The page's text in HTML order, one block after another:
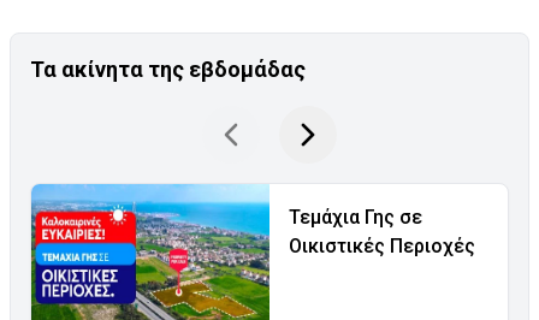
Τα ακίνητα της εβδομάδας
Τεμάχια Γης σε
Οικιστικές Περιοχές